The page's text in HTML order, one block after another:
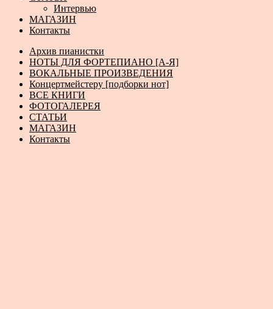
Интервью
МАГАЗИН
Контакты
Архив пианистки
НОТЫ ДЛЯ ФОРТЕПИАНО [А-Я]
ВОКАЛЬНЫЕ ПРОИЗВЕДЕНИЯ
Концертмейстеру [подборки нот]
ВСЕ КНИГИ
ФОТОГАЛЕРЕЯ
СТАТЬИ
МАГАЗИН
Контакты